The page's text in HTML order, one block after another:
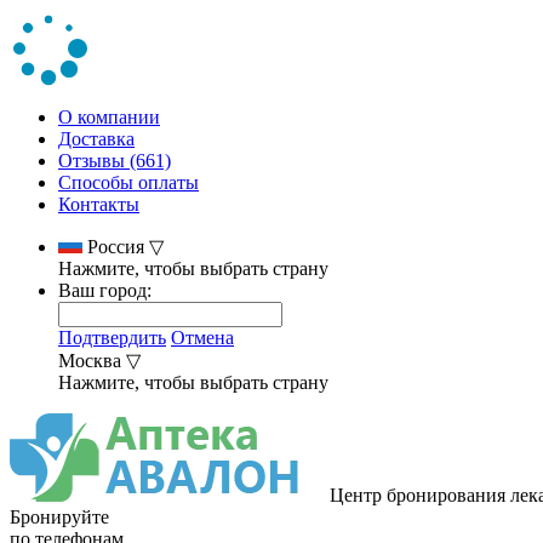
О компании
Доставка
Отзывы (661)
Способы оплаты
Контакты
Россия ▽
Нажмите, чтобы выбрать страну
Ваш город:
Подтвердить Отмена
Москва ▽
Нажмите, чтобы выбрать страну
Центр бронирования
Бронируйте
по телефонам